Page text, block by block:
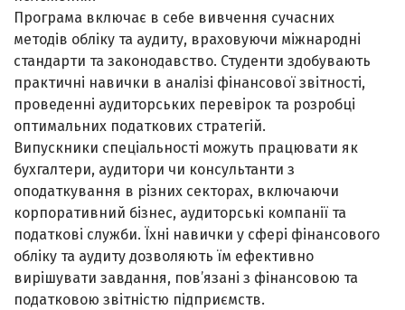
Програма включає в себе вивчення сучасних
методів обліку та аудиту, враховуючи міжнародні
стандарти та законодавство. Студенти здобувають
практичні навички в аналізі фінансової звітності,
проведенні аудиторських перевірок та розробці
оптимальних податкових стратегій.
Випускники спеціальності можуть працювати як
бухгалтери, аудитори чи консультанти з
оподаткування в різних секторах, включаючи
корпоративний бізнес, аудиторські компанії та
податкові служби. Їхні навички у сфері фінансового
обліку та аудиту дозволяють їм ефективно
вирішувати завдання, пов’язані з фінансовою та
податковою звітністю підприємств.